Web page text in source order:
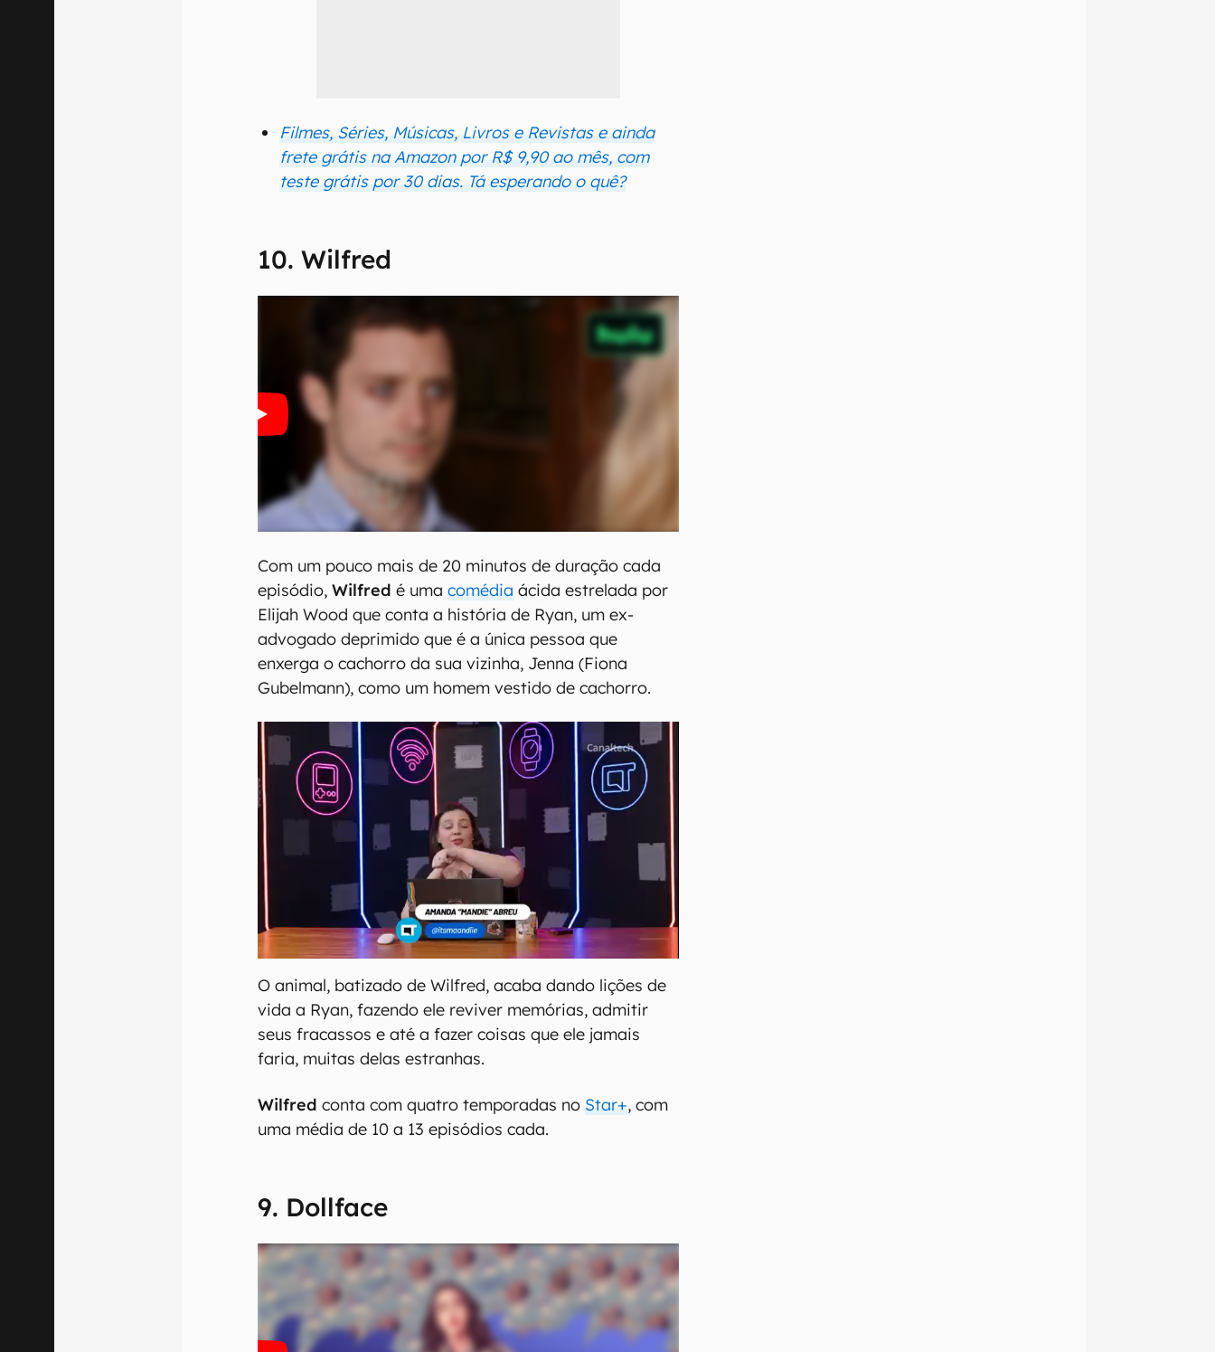
Filmes, Séries, Músicas, Livros e Revistas e ainda
frete grátis na Amazon por R$ 9,90 ao mês, com
teste grátis por 30 dias. Tá esperando o quê?
10. Wilfred
Com um pouco mais de 20 minutos de duração cada
episódio,Wilfred é umacomédia ácida estrelada por
Elijah Wood que conta a história de Ryan, um ex-
advogado deprimido que é a única pessoa que
enxerga o cachorro da sua vizinha, Jenna (Fiona
Gubelmann), como um homem vestido de cachorro.
O animal, batizado de Wilfred, acaba dando lições de
vida a Ryan, fazendo ele reviver memórias, admitir
seus fracassos e até a fazer coisas que ele jamais
faria, muitas delas estranhas.
Wilfred conta com quatro temporadas no Star+, com
uma média de 10 a 13 episódios cada.
9. Dollface